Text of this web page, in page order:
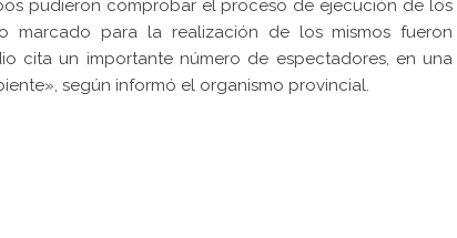
pudieron comprobar el proceso de ejecución de los
marcado para la realización de los mismos fueron
cita un importante número de espectadores, en una
según informó el organismo provincial.